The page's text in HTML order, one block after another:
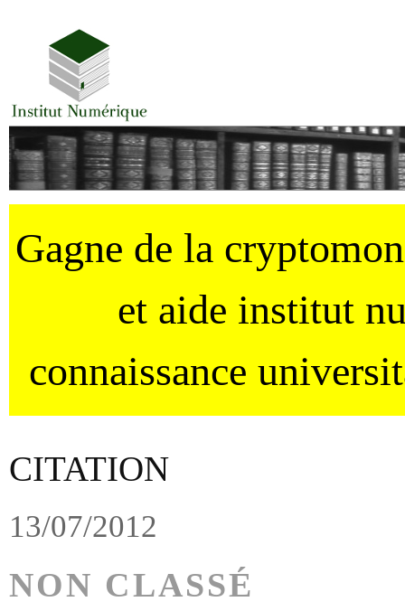
Gagne de la
et aide institut
connaissance
CITATION
13/07/2012
NON CLASSÉ